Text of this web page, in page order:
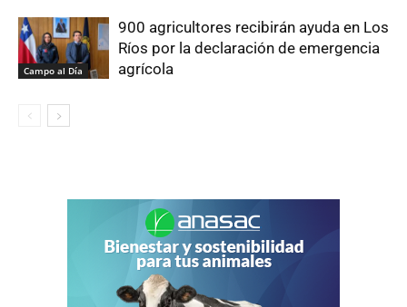
Campo al Día
900 agricultores recibirán ayuda en Los
Ríos por la declaración de emergencia
agrícola